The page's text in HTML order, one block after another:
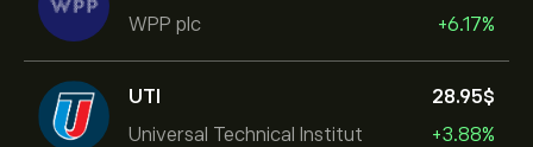
WPP plc
+6.17%
UTI
Universal Technical Institut
28.95‎$‎
+3.88%